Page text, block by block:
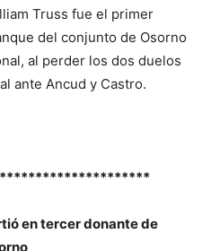
Truss fue el primer
del conjunto de Osorno
al perder los dos duelos
ante Ancud y Castro.
en tercer donante de